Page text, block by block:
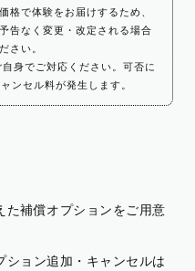
格で体験をお届けするため、
告なく変更・改定される場合
さい。
身でご対応ください。可否に
ンセル料が発生します。
た補償オプションをご用意
ション追加・キャンセルは